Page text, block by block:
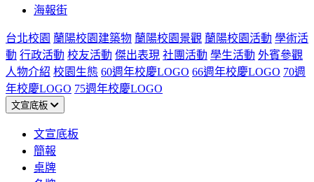
海報街
台北校園 蘭陽校園建築物 蘭陽校園景觀 蘭陽校園活動 學術活
動 行政活動 校友活動 傑出表現 社團活動 學生活動 外賓參觀
人物介紹 校園生態 60週年校慶LOGO 66週年校慶LOGO 70週
年校慶LOGO 75週年校慶LOGO
文宣底板
文宣底板
簡報
桌牌